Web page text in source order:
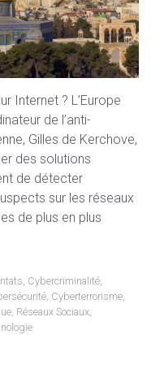
Internet ? L’Europe
de l’anti-
Gilles de Kerchove,
des solutions
de détecter
sur les réseaux
de plus en plus
Cybercriminalité,
Cyberterrorisme
Réseaux Sociaux